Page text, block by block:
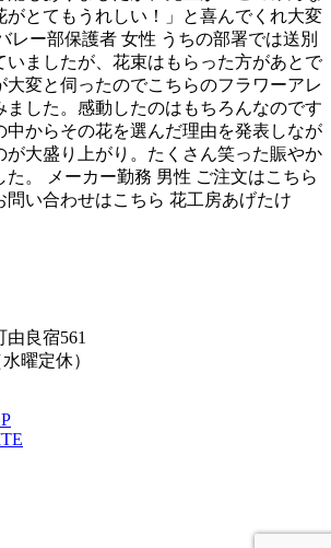
がとてもうれしい！」と喜んでくれ大変
レー部保護者 女性 うちの部署では送別
いましたが、花束はもらった方があとで
大変と伺ったのでこちらのフラワーアレ
ました。感動したのはもちろんなのです
中からその花を選んだ理由を発表しなが
が大盛り上がり。たくさん笑った賑やか
た。 メーカー勤務 男性 ご注文はこちら​
問い合わせはこちら 花工房あげたけ
由良宿561
曜定休）